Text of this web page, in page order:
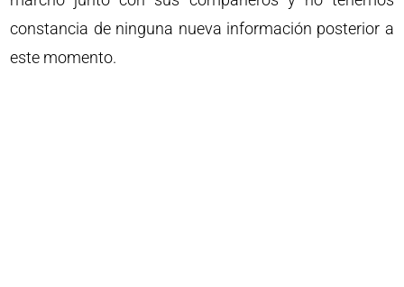
constancia de ninguna nueva información posterior a
este momento.